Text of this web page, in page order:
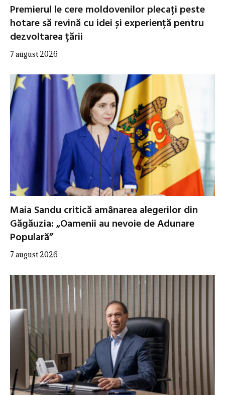
Premierul le cere moldovenilor plecați peste
hotare să revină cu idei și experiență pentru
dezvoltarea țării
7 august 2026
Maia Sandu critică amânarea alegerilor din
Găgăuzia: „Oamenii au nevoie de Adunare
Populară”
7 august 2026